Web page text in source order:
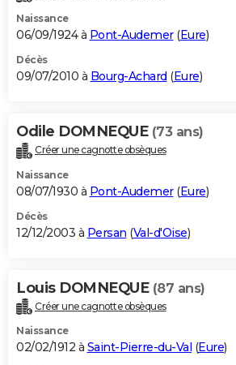
Naissance
06/09/1924 à Pont-Audemer(Eure)
Décès
09/07/2010 à Bourg-Achard (Eure)
Odile DOMNEQUE (73 ans)
Créer une cagnotte obsèques
Naissance
08/07/1930 à Pont-Audemer(Eure)
Décès
12/12/2003 à Persan (Val-d'Oise)
Louis DOMNEQUE (87 ans)
Créer une cagnotte obsèques
Naissance
02/02/1912 à Saint-Pierre-du-Val (Eure)